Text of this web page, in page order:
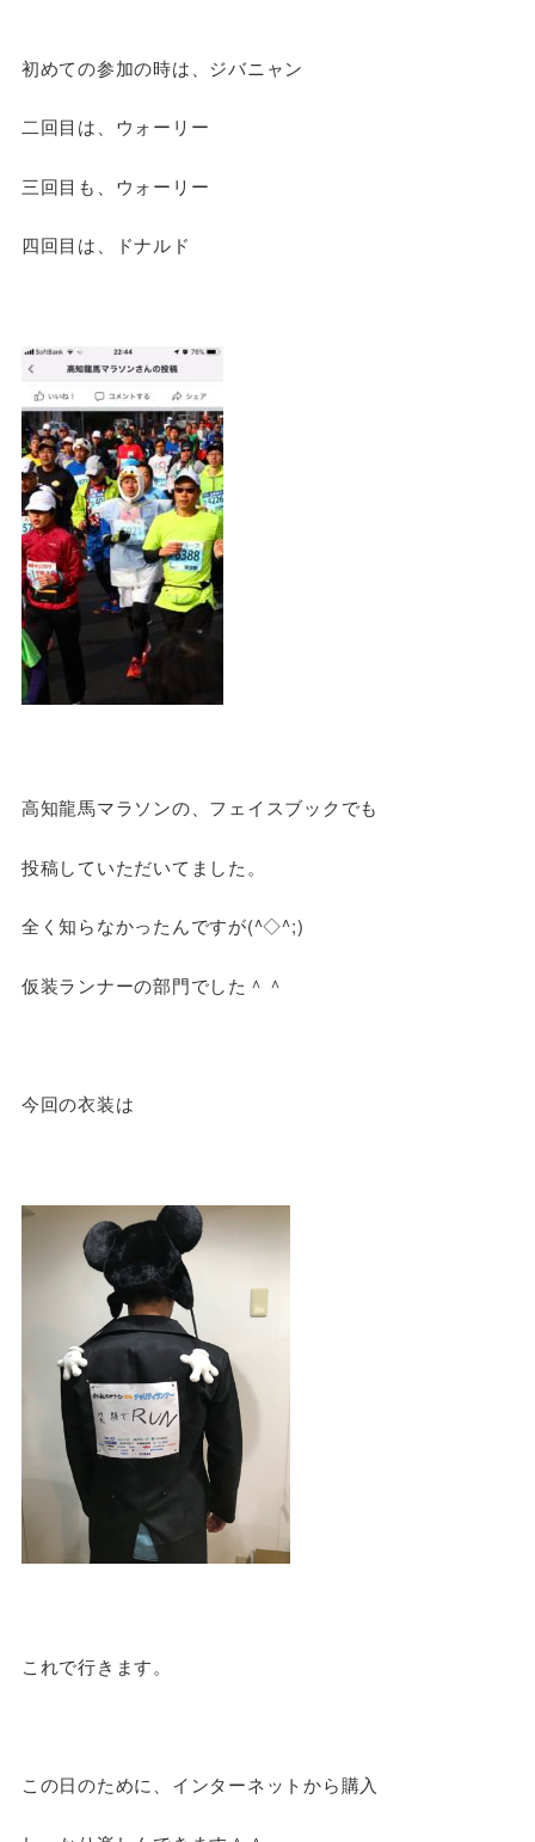
初めての参加の時は、ジバニャン
二回目は、ウォーリー
三回目も、ウォーリー
四回目は、ドナルド
高知龍馬マラソンの、フェイスブックでも
投稿していただいてました。
全く知らなかったんですが(^◇^;)
仮装ランナーの部門でした＾＾
今回の衣装は
これで行きます。
この日のために、インターネットから購入